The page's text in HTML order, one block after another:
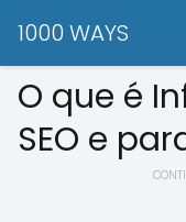
1000 WAYS
O que é
SEO e